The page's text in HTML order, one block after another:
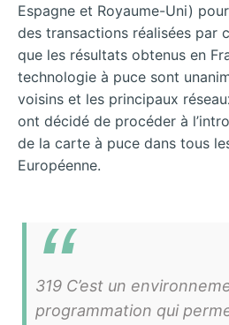
Espagne et Royaume-Uni)
des transactions réalisées par
que les résultats obtenus en
technologie à puce sont
voisins et les principaux
ont décidé de procéder à
de la carte à puce dans tous
Européenne.
319 C’est un
programmation qui